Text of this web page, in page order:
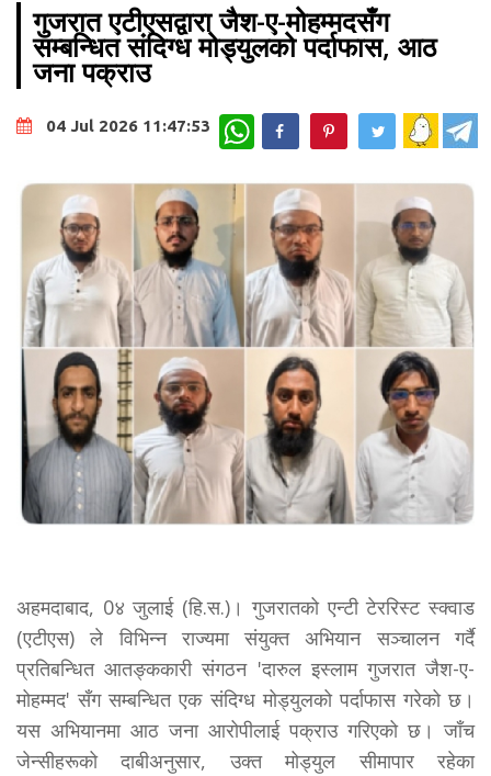
गुजरात एटीएसद्वारा जैश-ए-मोहम्मदसँग
सम्बन्धित संदिग्ध मोड्युलको पर्दाफास, आठ
जना पक्राउ
04 Jul 2026 11:47:53 WhatsApp
अहमदाबाद, 0४ जुलाई (हि.स.)। गुजरातको एन्टी टेररिस्ट स्क्वाड
(एटीएस) ले विभिन्न राज्यमा संयुक्त अभियान सञ्चालन गर्दै
प्रतिबन्धित आतङ्ककारी संगठन 'दारुल इस्लाम गुजरात जैश-ए-
मोहम्मद' सँग सम्बन्धित एक संदिग्ध मोड्युलको पर्दाफास गरेको छ।
यस अभियानमा आठ जना आरोपीलाई पक्राउ गरिएको छ। जाँच
जेन्सीहरूको दाबीअनुसार, उक्त मोड्युल सीमापार रहेका